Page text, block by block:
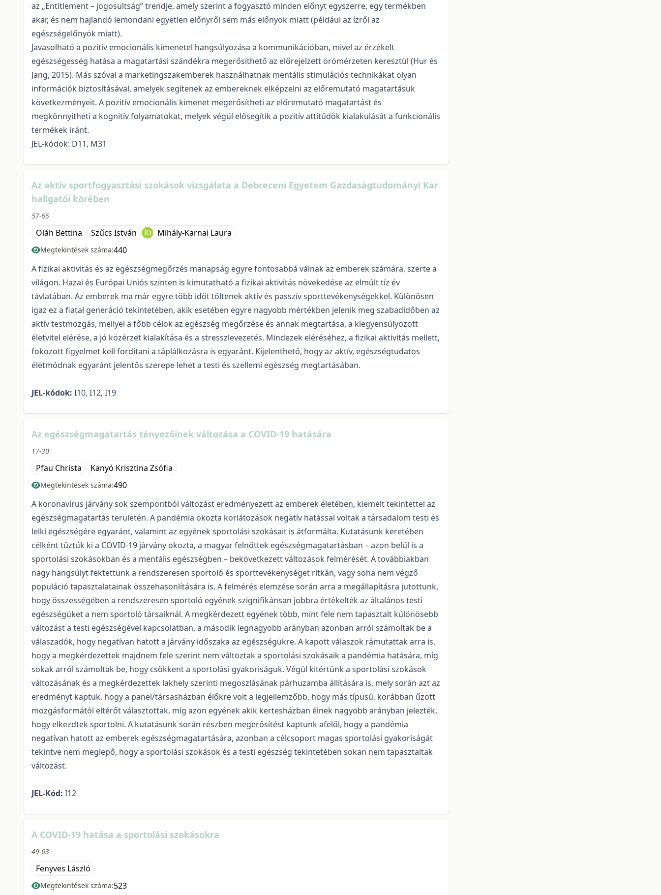
az „Entitlement – jogosultság” trendje, amely szerint a fogyasztó minden előnyt egyszerre, egy termékben
akar, és nem hajlandó lemondani egyetlen előnyről sem más előnyök miatt (például az ízről az
egészségelőnyök miatt).
Javasolható a pozitív emocionális kimenetel hangsúlyozása a kommunikációban, mivel az érzékelt
egészségesség hatása a magatartási szándékra megerősíthető az előrejelzett örömérzeten keresztül (Hur és
Jang, 2015). Más szóval a marketingszakemberek használhatnak mentális stimulációs technikákat olyan
információk biztosításával, amelyek segítenek az embereknek elképzelni az előremutató magatartásuk
következményeit. A pozitív emocionális kimenet megerősítheti az előremutató magatartást és
megkönnyítheti a kognitív folyamatokat, melyek végül elősegítik a pozitív attitűdök kialakulását a funkcionális
termékek iránt.
JEL-kódok: D11, M31
Az aktív sportfogyasztási szokások vizsgálata a Debreceni Egyetem Gazdaságtudományi Kar
hallgatói körében
57-65
Oláh Bettina Szűcs István Mihály-Karnai Laura
Megtekintések száma:440
A fizikai aktivitás és az egészségmegőrzés manapság egyre fontosabbá válnak az emberek számára, szerte a
világon. Hazai és Európai Uniós szinten is kimutatható a fizikai aktivitás növekedése az elmúlt tíz év
távlatában. Az emberek ma már egyre több időt töltenek aktív és passzív sporttevékenységekkel. Különösen
igaz ez a fiatal generáció tekintetében, akik esetében egyre nagyobb mértékben jelenik meg szabadidőben az
aktív testmozgás, mellyel a főbb célok az egészség megőrzése és annak megtartása, a kiegyensúlyozott
életvitel elérése, a jó közérzet kialakítása és a stresszlevezetés. Mindezek eléréséhez, a fizikai aktivitás mellett,
fokozott figyelmet kell fordítani a táplálkozásra is egyaránt. Kijelenthető, hogy az aktív, egészségtudatos
életmódnak egyaránt jelentős szerepe lehet a testi és szellemi egészség megtartásában.
JEL-kódok: I10, I12, I19
Az egészségmagatartás tényezőinek változása a COVID-19 hatására
17-30
Pfau Christa Kanyó Krisztina Zsófia
Megtekintések száma:490
A koronavírus járvány sok szempontból változást eredményezett az emberek életében, kiemelt tekintettel az
egészségmagatartás területén. A pandémia okozta korlátozások negatív hatással voltak a társadalom testi és
lelki egészségére egyaránt, valamint az egyének sportolási szokásait is átformálta. Kutatásunk keretében
célként tűztük ki a COVID-19 járvány okozta, a magyar felnőttek egészségmagatartásban – azon belül is a
sportolási szokásokban és a mentális egészségben – bekövetkezett változások felmérését. A továbbiakban
nagy hangsúlyt fektettünk a rendszeresen sportoló és sporttevékenységet ritkán, vagy soha nem végző
populáció tapasztalatainak összehasonlítására is. A felmérés elemzése során arra a megállapításra jutottunk,
hogy összességében a rendszeresen sportoló egyének szignifikánsan jobbra értékelték az általános testi
egészségüket a nem sportoló társaiknál. A megkérdezett egyének több, mint fele nem tapasztalt különösebb
változást a testi egészségével kapcsolatban, a második legnagyobb arányban azonban arról számoltak be a
válaszadók, hogy negatívan hatott a járvány időszaka az egészségükre. A kapott válaszok rámutattak arra is,
hogy a megkérdezettek majdnem fele szerint nem változtak a sportolási szokásaik a pandémia hatására, míg
sokak arról számoltak be, hogy csökkent a sportolási gyakoriságuk. Végül kitértünk a sportolási szokások
változásának és a megkérdezettek lakhely szerinti megoszlásának párhuzamba állítására is, mely során azt az
eredményt kaptuk, hogy a panel/társasházban élőkre volt a legjellemzőbb, hogy más típusú, korábban űzött
mozgásformától eltérőt választottak, míg azon egyének akik kertesházban élnek nagyobb arányban jelezték,
hogy elkezdtek sportolni. A kutatásunk során részben megerősítést kaptunk afelől, hogy a pandémia
negatívan hatott az emberek egészségmagatartására, azonban a célcsoport magas sportolási gyakoriságát
tekintve nem meglepő, hogy a sportolási szokások és a testi egészség tekintetében sokan nem tapasztaltak
változást.
JEL-Kód: I12
A COVID-19 hatása a sportolási szokásokra
49-63
Fenyves László
Megtekintések száma:523